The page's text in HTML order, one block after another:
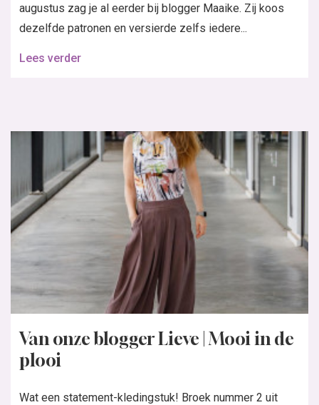
augustus zag je al eerder bij blogger Maaike. Zij koos
dezelfde patronen en versierde zelfs iedere...
Lees verder
Van onze blogger Lieve | Mooi in de
plooi
Wat een statement-kledingstuk! Broek nummer 2 uit